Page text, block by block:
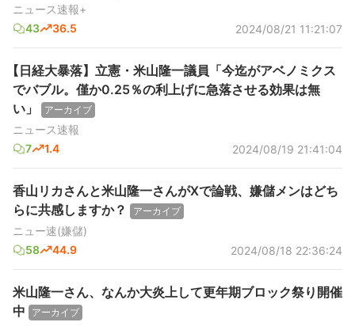
ニュース速報+
43
36.5 2024/08/21 11:21:07
【日経大暴落】立憲・米山隆一議員「今迄がアベノミクス
でバブル。僅か0.25％の利上げに急落させる効果は無
い」
アーカイブ
ニュース速報
7
1.4 2024/08/19 21:41:04
香山リカさんと米山隆一さんがXで論戦、嫌儲メンはどち
らに共感しますか？
アーカイブ
ニュー速(嫌儲)
58
44.9 2024/08/18 22:36:24
米山隆一さん、なんか大炎上して更年期ブロック祭り開催
中
アーカイブ